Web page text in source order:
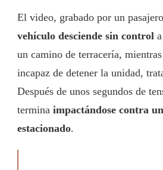
El video, grabado por un
vehículo desciende sin control
un camino de terracería,
incapaz de detener la unidad,
Después de unos segundos de
termina impactándose contra
estacionado.